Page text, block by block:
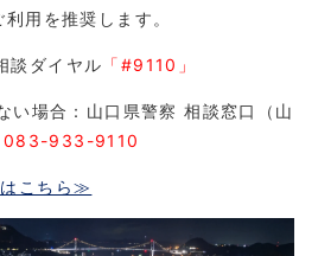
利用を推奨します。
談ダイヤル 「#9110」
い場合：山口県警察 相談窓口（山
083-933-9110
こちら≫